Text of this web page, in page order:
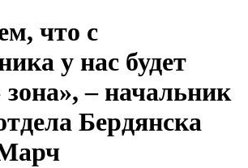
что с
у нас будет
– начальник
Бердянска